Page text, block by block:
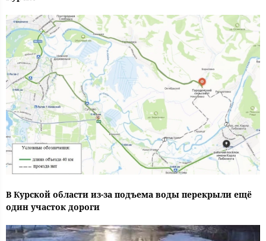
В Курской области из-за подъема воды перекрыли ещё
один участок дороги